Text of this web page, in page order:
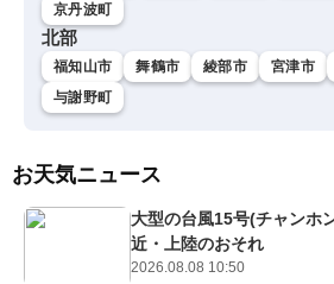
京丹波町
北部
福知山市 舞鶴市 綾部市 宮津市
与謝野町
お天気ニュース
大型の台風15号(チャン
近・上陸のおそれ
2026.08.08 10:50